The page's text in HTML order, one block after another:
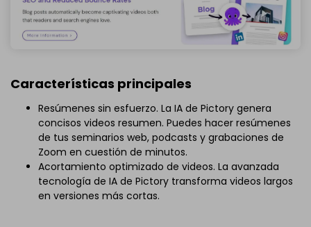
Características principales
Resúmenes sin esfuerzo. La IA de Pictory genera
concisos videos resumen. Puedes hacer resúmenes
de tus seminarios web, podcasts y grabaciones de
Zoom en cuestión de minutos.
Acortamiento optimizado de videos. La avanzada
tecnología de IA de Pictory transforma videos largos
en versiones más cortas.